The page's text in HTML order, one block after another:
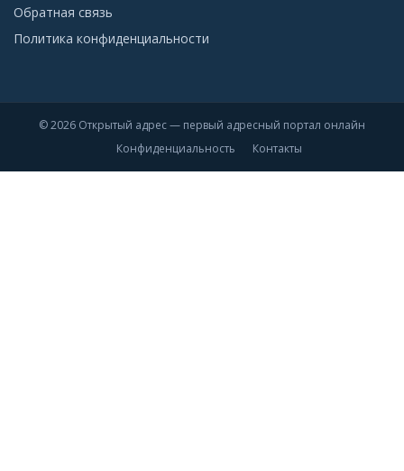
Обратная связь
Политика конфиденциальности
© 2026 Открытый адрес — первый адресный портал онлайн
Конфиденциальность
Контакты